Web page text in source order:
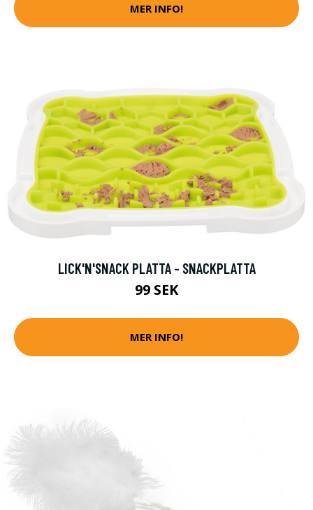
MER INFO!
LICK'N'SNACK PLATTA - SNACKPLATTA
99 SEK
MER INFO!